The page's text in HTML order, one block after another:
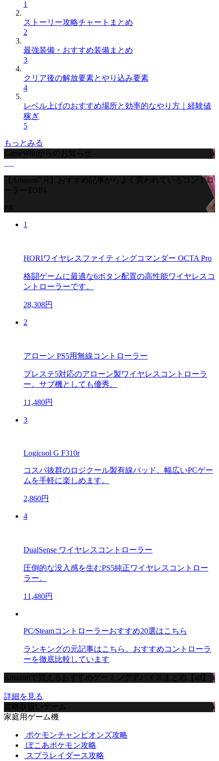
1
ストーリー攻略チャートまとめ
2
最強装備・おすすめ装備まとめ
3
クリア後の解放要素とやり込み要素
4
レベル上げのおすすめ場所と効率的なやり方｜経験値
稼ぎ
5
もっとみる
GameWithからのお知らせ
【Amazon7月】おすすめ記事からよく買われているコントロ
ーラーTOP4
PR
1
HORIワイヤレスファイティングコマンダー OCTA Pro
格闘ゲームに最適な6ボタン配置の高性能ワイヤレスコ
ントローラーです。
28,308円
2
アローン PS5用無線コントローラー
プレステ5対応のアローン製ワイヤレスコントローラ
ー。サブ機としても優秀。
11,480円
3
Logicool G F310r
コスパ抜群のロジクール製有線パッド。幅広いPCゲー
ムを手軽に楽しめます。
2,860円
4
DualSense ワイヤレスコントローラー
圧倒的な没入感を生むPS5純正ワイヤレスコントロー
ラー。
11,480円
PC/Steamコントローラーおすすめ20選はこちら
ランキングの元記事はこちら。おすすめコントローラ
ーを徹底比較しています
Amazonで買えるおすすめゲーミングデバイスまとめ【ad】
詳細を見る
攻略取扱いゲーム
家庭用ゲーム機
ポケモンチャンピオンズ攻略
ぽこあポケモン攻略
スプラレイダース攻略